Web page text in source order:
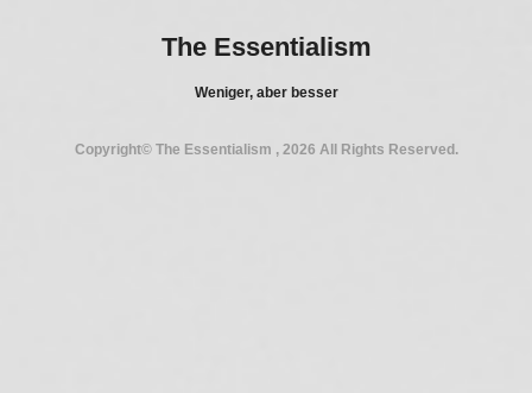
The Essentialism
Weniger, aber besser
Copyright© The Essentialism , 2026 All Rights Reserved.